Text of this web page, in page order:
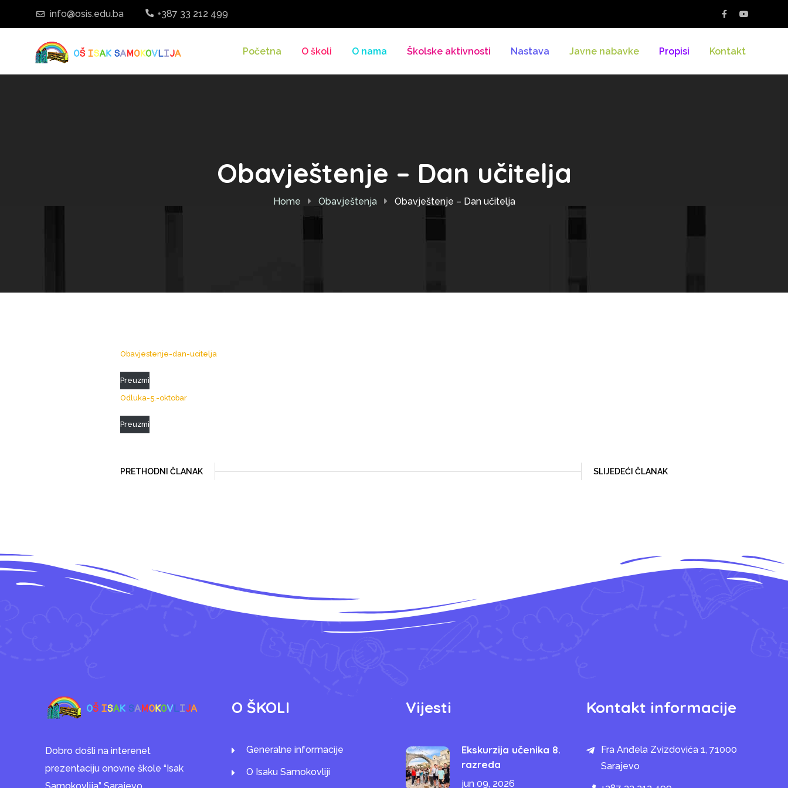
info@osis.edu.ba +387 33 212 499
Početna O školi O nama Školske aktivnosti Nastava Javne nabavke Propisi Kontakt
Obavještenje – Dan učitelja
Home Obavještenja Obavještenje – Dan učitelja
Obavjestenje-dan-ucitelja
Preuzmi
Odluka-5.-oktobar
Preuzmi
PRETHODNI ČLANAK SLIJEDEĆI ČLANAK
Dobro došli na interenet
prezentaciju onovne škole “Isak
Samokovlija” Sarajevo
O ŠKOLI
Generalne informacije
O Isaku Samokovliji
Vijesti
Ekskurzija učenika 8.
razreda
jun 09, 2026
Kontakt informacije
Fra Anđela Zvizdovića 1, 71000
Sarajevo